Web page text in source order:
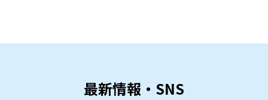
最新情報・SNS